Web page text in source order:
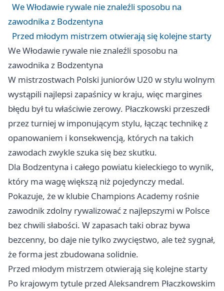
We Włodawie rywale nie znaleźli sposobu na
zawodnika z Bodzentyna
Przed młodym mistrzem otwierają się kolejne starty
We Włodawie rywale nie znaleźli sposobu na
zawodnika z Bodzentyna
W mistrzostwach Polski juniorów U20 w stylu wolnym
wystąpili najlepsi zapaśnicy w kraju, więc margines
błędu był tu właściwie zerowy. Płaczkowski przeszedł
przez turniej w imponującym stylu, łącząc technikę z
opanowaniem i konsekwencją, których na takich
zawodach zwykle szuka się bez skutku.
Dla Bodzentyna i całego powiatu kieleckiego to wynik,
który ma wagę większą niż pojedynczy medal.
Pokazuje, że w klubie Champions Academy rośnie
zawodnik zdolny rywalizować z najlepszymi w Polsce
bez chwili słabości. W zapasach taki obraz bywa
bezcenny, bo daje nie tylko zwycięstwo, ale też sygnał,
że forma jest zbudowana solidnie.
Przed młodym mistrzem otwierają się kolejne starty
Po krajowym tytule przed Aleksandrem Płaczkowskim